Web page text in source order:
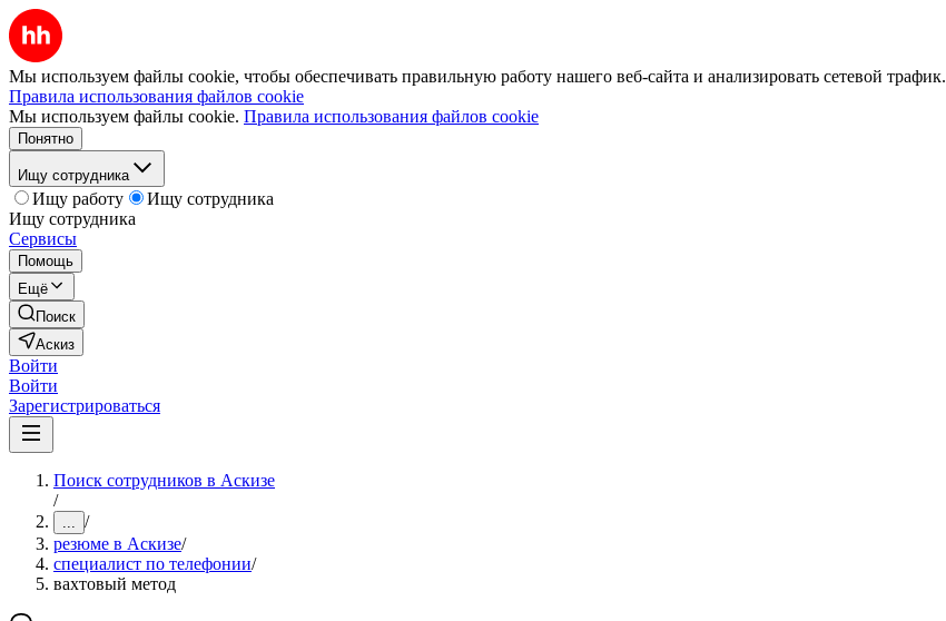
Мы используем файлы cookie, чтобы обеспечивать правильную работу нашего веб-сайта и анализировать сетевой трафик.
Правила использования файлов cookie
Мы используем файлы cookie. Правила использования файлов cookie
Понятно
Ищу сотрудника
Ищу работу
Ищу сотрудника
Ищу сотрудника
Сервисы
Помощь
Ещё
Поиск
Аскиз
Войти
Войти
Зарегистрироваться
Поиск сотрудников в Аскизе
/
... /
резюме в Аскизе/
специалист по телефонии/
вахтовый метод